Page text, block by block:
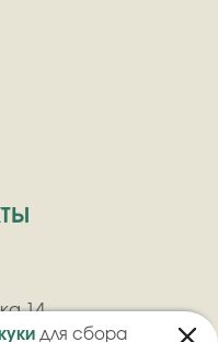
для сбора
14